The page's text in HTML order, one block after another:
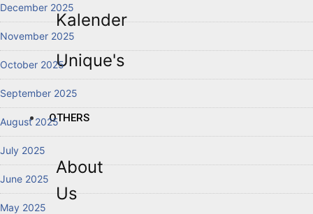
Kalender
Unique's
OTHERS
About
Us
December 2025
November 2025
October 2025
September 2025
August 2025
July 2025
June 2025
May 2025